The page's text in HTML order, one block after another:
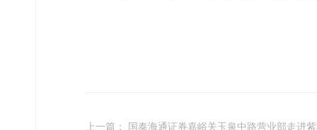
上一篇： 国泰海通证券嘉峪关玉泉中路营业部走进